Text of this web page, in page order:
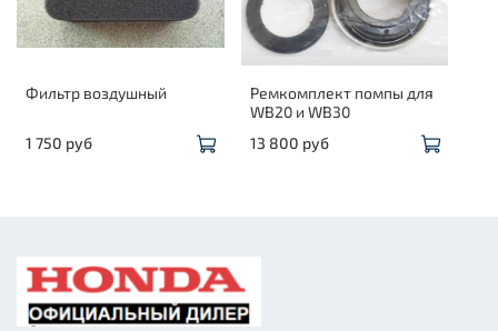
Фильтр воздушный
1 750 руб
Ремкомплект помпы для
WB20 и WB30
13 800 руб